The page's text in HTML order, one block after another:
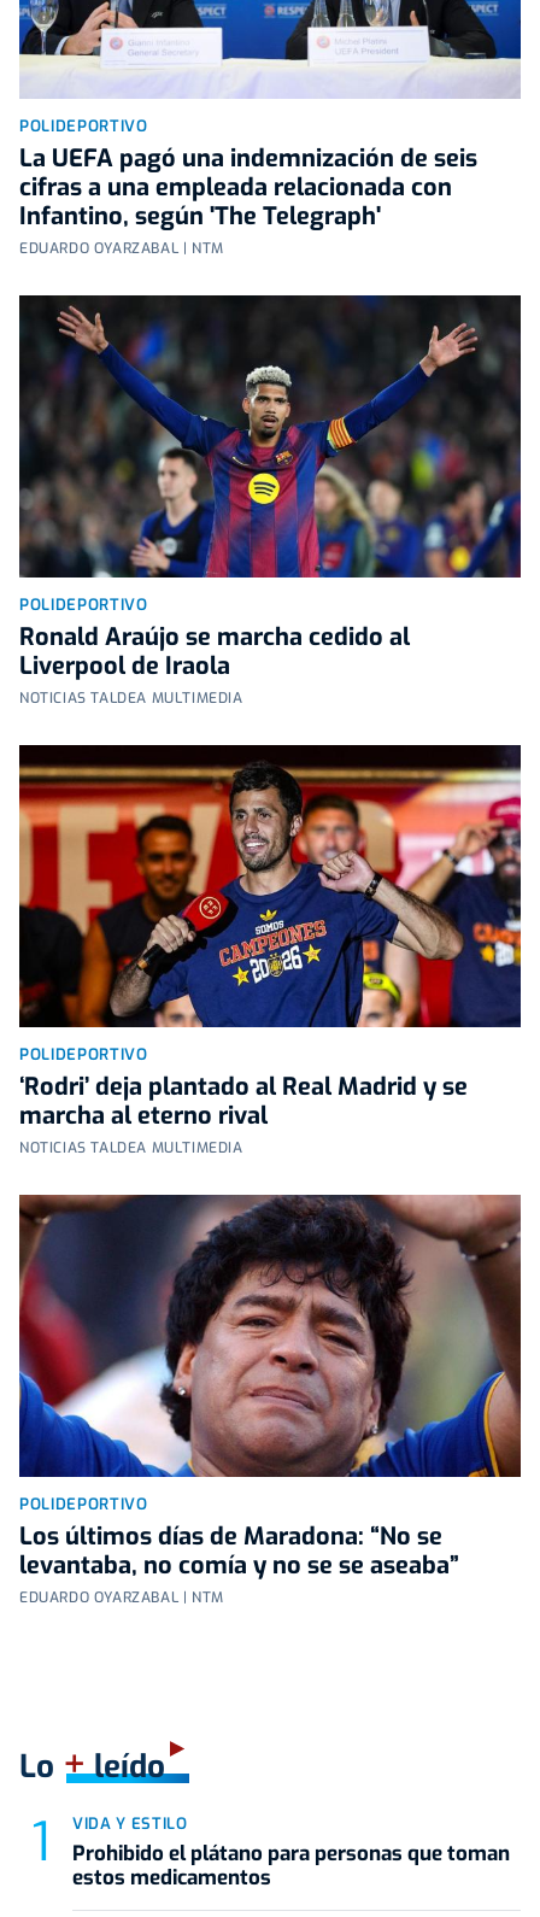
POLIDEPORTIVO
La UEFA pagó una indemnización de seis
cifras a una empleada relacionada con
Infantino, según 'The Telegraph'
EDUARDO OYARZABAL | NTM
POLIDEPORTIVO
Ronald Araújo se marcha cedido al
Liverpool de Iraola
NOTICIAS TALDEA MULTIMEDIA
POLIDEPORTIVO
‘Rodri’ deja plantado al Real Madrid y se
marcha al eterno rival
NOTICIAS TALDEA MULTIMEDIA
POLIDEPORTIVO
Los últimos días de Maradona: “No se
levantaba, no comía y no se se aseaba”
EDUARDO OYARZABAL | NTM
Lo +leído
VIDA Y ESTILO
Prohibido el plátano para personas que toman
estos medicamentos